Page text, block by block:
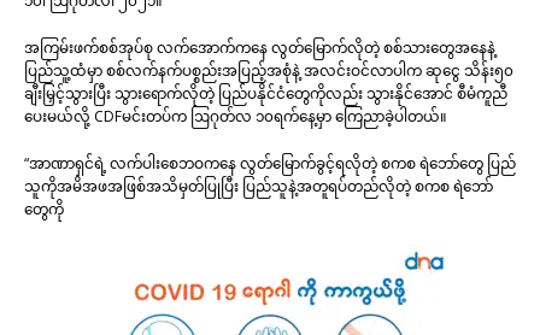
အကြမ်းဖက်စစ်အုပ်စု လက်အောက်ကနေ လွတ်မြောက်လိုတဲ့ စစ်သားတွေအနေနဲ့
ပြည်သူ့ထံမှာ စစ်လက်နက်ပစ္စည်းအပြည့်အစုံနဲ့ အလင်းဝင်လာပါက ဆုငွေ သိန်း၅၀
ချီးမြှင့်သွားပြီး သွားရောက်လိုတဲ့ ပြည်ပနိုင်ငံတွေကိုလည်း သွားနိုင်အောင် စီမံကူညီ
ပေးမယ်လို့ CDFမင်းတပ်က ဩဂုတ်လ ၁၀ရက်နေ့မှာ ကြေညာခဲ့ပါတယ်။
“အာဏာရှင်ရဲ့ လက်ပါးစေဘဝကနေ လွတ်မြောက်ခွင့်ရလိုတဲ့ စကစ ရဲဘော်တွေ ပြည်
သူကိုအမိအဖအဖြစ်အသိမှတ်ပြုပြီး ပြည်သူနဲ့အတူရပ်တည်လိုတဲ့ စကစ ရဲဘော်
တွေကို